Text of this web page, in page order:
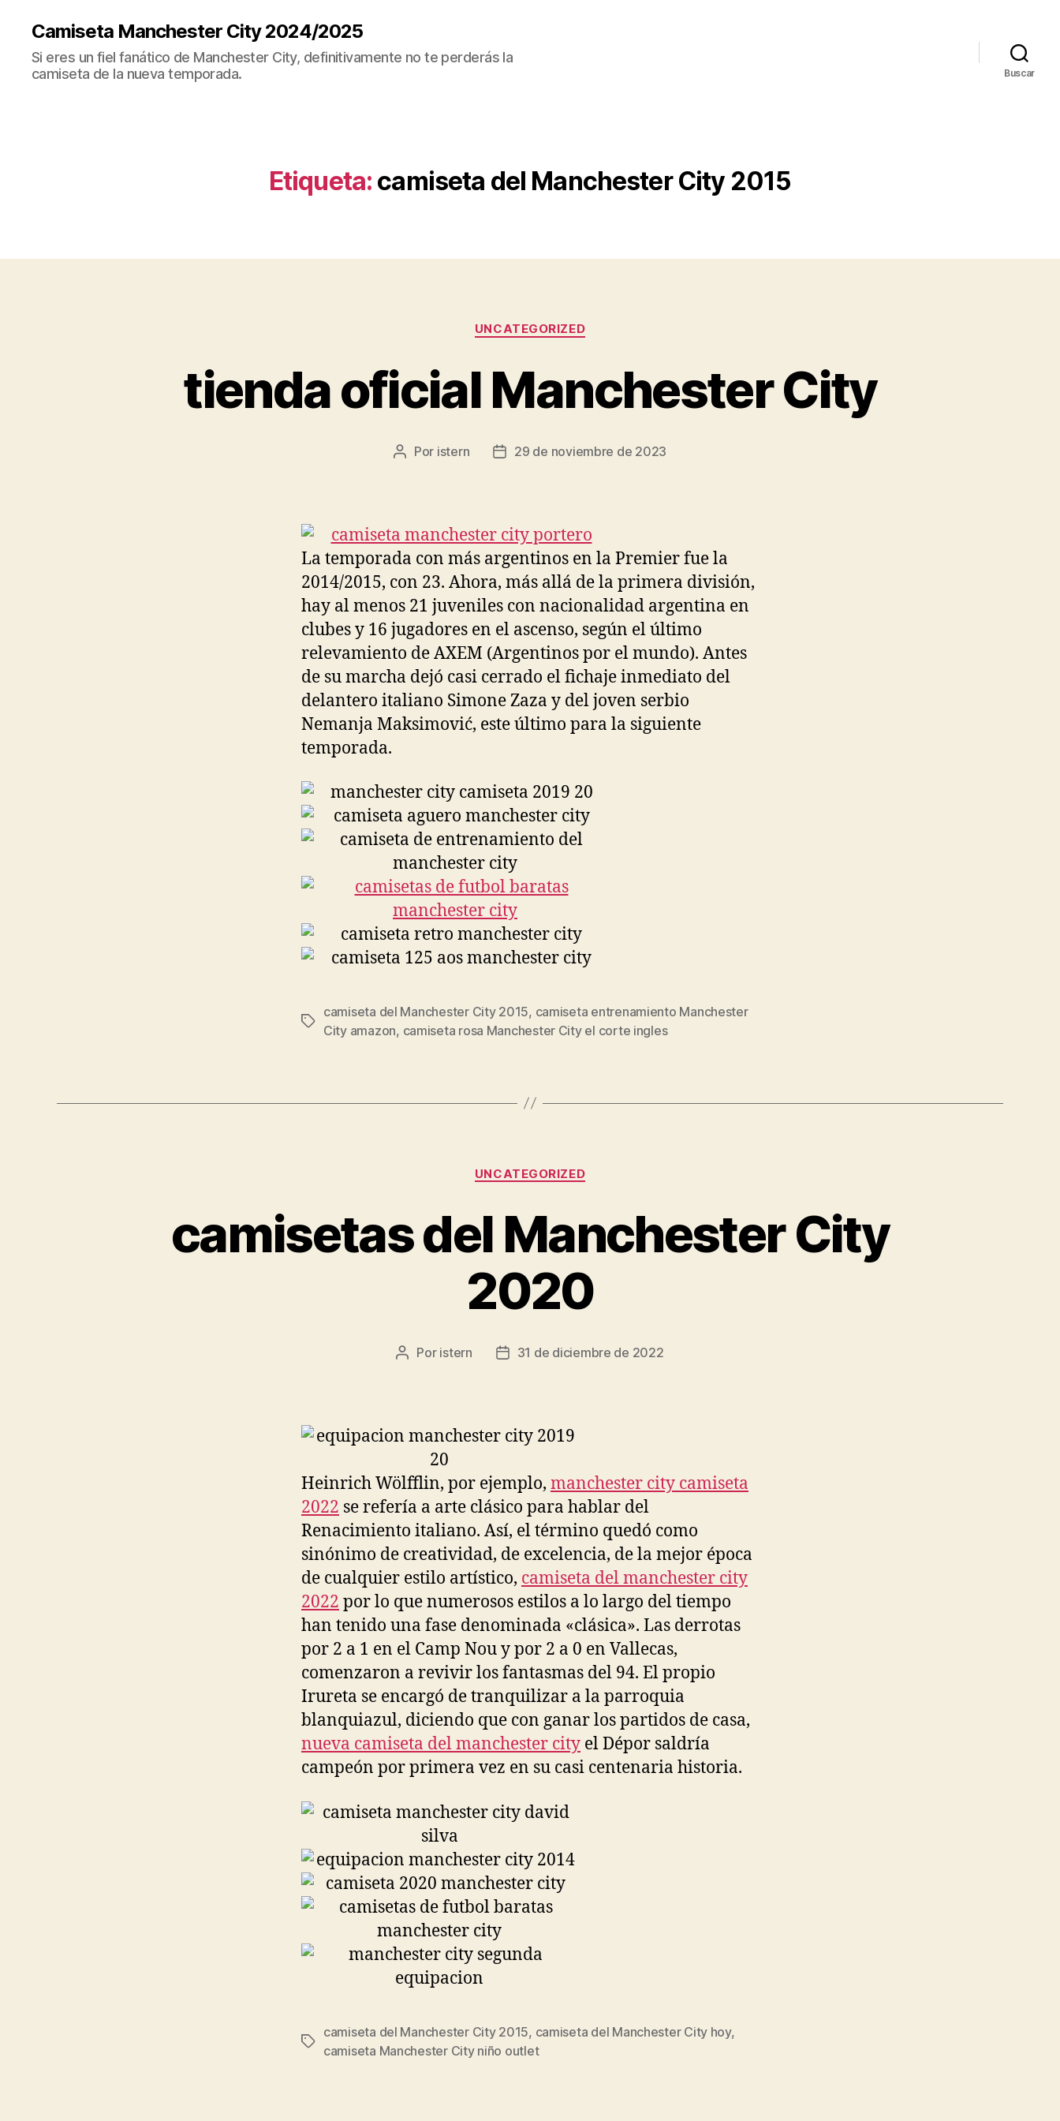
Camiseta Manchester City 2024/2025
Si eres un fiel fanático de Manchester City, definitivamente no te perderás la
camiseta de la nueva temporada.
Buscar
Etiqueta: camiseta del Manchester City 2015
Categorías
UNCATEGORIZED
tienda oficial Manchester City
Autor
Por istern
Fecha29 de noviembre de 2023
La temporada con más argentinos en la Premier fue la
2014/2015, con 23. Ahora, más allá de la primera división,
hay al menos 21 juveniles con nacionalidad argentina en
clubes y 16 jugadores en el ascenso, según el último
relevamiento de AXEM (Argentinos por el mundo). Antes
de su marcha dejó casi cerrado el fichaje inmediato del
delantero italiano Simone Zaza y del joven serbio
Nemanja Maksimović, este último para la siguiente
temporada.
Etiquetas
camiseta del Manchester City 2015, camiseta entrenamiento Manchester
City amazon, camiseta rosa Manchester City el corte ingles
Categorías
UNCATEGORIZED
camisetas del Manchester City
2020
Autor
Por istern
Fecha31 de diciembre de 2022
Heinrich Wölfflin, por ejemplo, manchester city camiseta
2022 se refería a arte clásico para hablar del
Renacimiento italiano. Así, el término quedó como
sinónimo de creatividad, de excelencia, de la mejor época
de cualquier estilo artístico, camiseta del manchester city
2022 por lo que numerosos estilos a lo largo del tiempo
han tenido una fase denominada «clásica». Las derrotas
por 2 a 1 en el Camp Nou y por 2 a 0 en Vallecas,
comenzaron a revivir los fantasmas del 94. El propio
Irureta se encargó de tranquilizar a la parroquia
blanquiazul, diciendo que con ganar los partidos de casa,
nueva camiseta del manchester city el Dépor saldría
campeón por primera vez en su casi centenaria historia.
Etiquetas
camiseta del Manchester City 2015, camiseta del Manchester City hoy,
camiseta Manchester City niño outlet